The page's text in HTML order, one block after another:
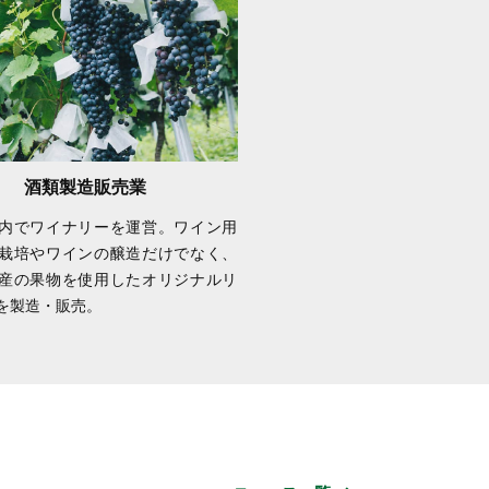
酒類製造販売業
でワイナリーを運営。ワイン用
培やワインの醸造だけでなく、
の果物を使用したオリジナルリ
製造・販売。